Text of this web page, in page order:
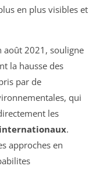
en plus visibles et
août 2021, souligne
la hausse des
par de
qui
les
.
approches en